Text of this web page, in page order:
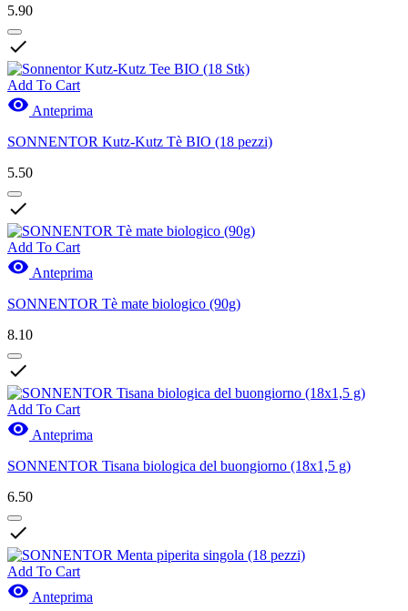
5.90

Add To Cart
 Anteprima
SONNENTOR Kutz-Kutz Tè BIO (18 pezzi)
5.50

Add To Cart
 Anteprima
SONNENTOR Tè mate biologico (90g)
8.10

Add To Cart
 Anteprima
SONNENTOR Tisana biologica del buongiorno (18x1,5 g)
6.50

Add To Cart
 Anteprima